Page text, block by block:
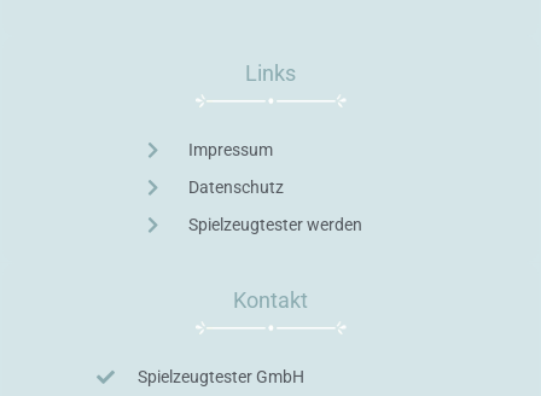
Links
Impressum
Datenschutz
Spielzeugtester werden
Kontakt
Spielzeugtester GmbH